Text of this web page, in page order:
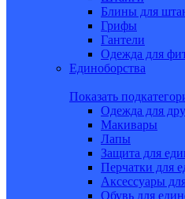
Блины для
Грифы
Гантели
Одежда для
Единоборства
Показать
Одежда для
Макивары
Лапы
Защита для
Перчатки для
Аксессуары
Обувь для